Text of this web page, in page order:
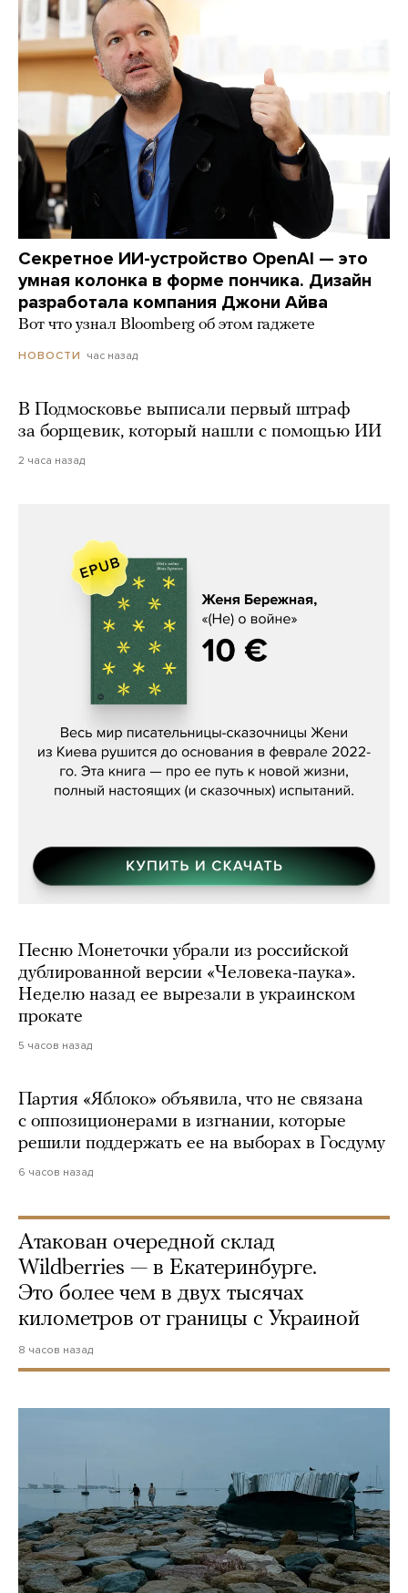
Секретное ИИ-устройство OpenAI — это
умная колонка в форме пончика. Дизайн
разработала компания Джони Айва
Вот что узнал Bloomberg об этом гаджете
НОВОСТИ час назад
В Подмосковье выписали первый штраф
за борщевик, который нашли с помощью ИИ
2 часа назад
Женя Бережная, «(Не) о войне»
Песню Монеточки убрали из российской
дублированной версии «Человека-паука».
Неделю назад ее вырезали в украинском
прокате
5 часов назад
Партия «Яблоко» объявила, что не связана
с оппозиционерами в изгнании, которые
решили поддержать ее на выборах в Госдуму
6 часов назад
Атакован очередной склад
Wildberries — в Екатеринбурге.
Это более чем в двух тысячах
километров от границы с Украиной
8 часов назад